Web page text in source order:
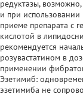
редуктазы,
и при
приеме препарата с
кислотой в
рекомендуется
розувастатином в
применении
Эзетимиб:
эзетимиба не